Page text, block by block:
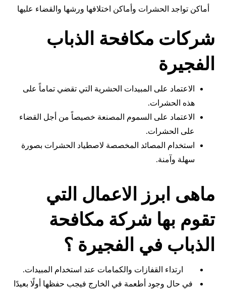
أماكن تواجد الحشرات وأماكن اختلافها ورشها والقضاء عليها
شركات مكافحة الذباب
الفجيرة
الاعتماد على المبيدات الحشرية التي تقضي تماماً على
هذه الحشرات.
الاعتماد على السموم المصنعة خصيصاً من أجل القضاء
على الحشرات.
استخدام المصائد المخصصة لاصطياد الحشرات بصورة
سهلة وآمنة.
ماهى ابرز الاعمال التي
تقوم بها شركة مكافحة
الذباب في الفجيرة ؟
ارتداء القفازات والكمامات عند استخدام المبيدات.
في حال وجود أطعمة في الخارج فيجب حفظها أولًا بعيدًا